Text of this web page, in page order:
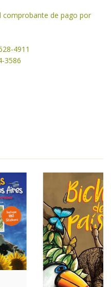
comprobante de pago por
4911
3586